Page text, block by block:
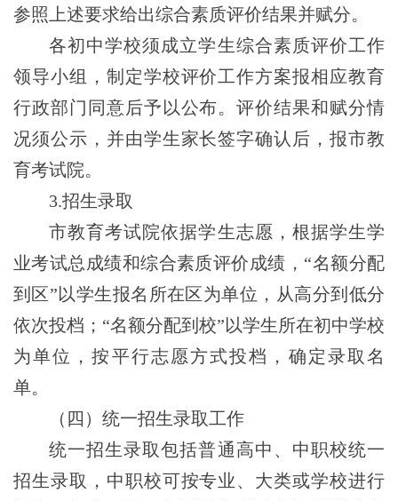
参照上述要求给出综合素质评价结果并赋分。
各初中学校须成立学生综合素质评价工作
领导小组，制定学校评价工作方案报相应教育
行政部门同意后予以公布。评价结果和赋分情
况须公示，并由学生家长签字确认后，报市教
育考试院。
3.招生录取
市教育考试院依据学生志愿，根据学生学
业考试总成绩和综合素质评价成绩，“名额分配
到区”以学生报名所在区为单位 ， 从高分到低分
依次投档； “名额分配到校”以学生所在初中学校
为单位，按平行志愿方式投档， 确定录取名
单。
（四）统一招生录取工作
统一招生录取包括普通高中、中职校统一
招生录取，中职校可按专业、大类或学校进行